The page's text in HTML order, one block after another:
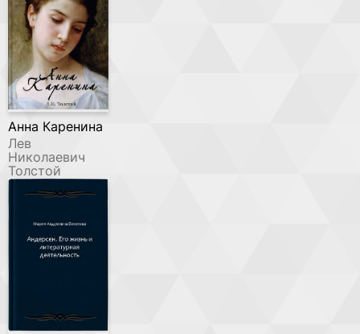
Анна Каренина
Лев
Николаевич
Толстой